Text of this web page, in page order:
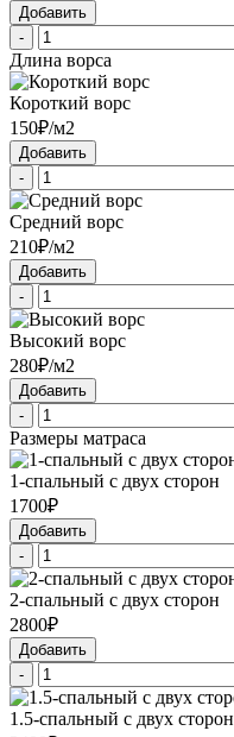
Добавить
-
Длина ворса
Короткий ворс
150₽/м2
Добавить
-
Средний ворс
210₽/м2
Добавить
-
Высокий ворс
280₽/м2
Добавить
-
Размеры матраса
1-спальный с двух сторон
1700₽
Добавить
-
2-спальный с двух сторон
2800₽
Добавить
-
1.5-спальный с двух сторон